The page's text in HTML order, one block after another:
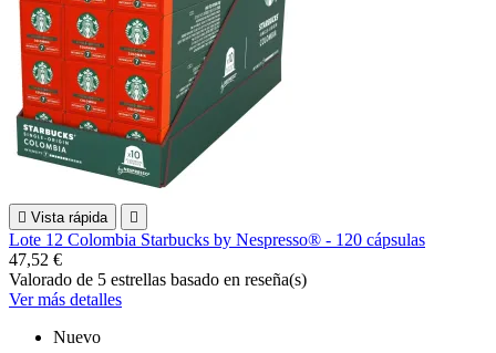
 Vista rápida 
Lote 12 Colombia Starbucks by Nespresso® - 120 cápsulas
47,52 €
Valorado de 5 estrellas basado en reseña(s)
Ver más detalles
Nuevo